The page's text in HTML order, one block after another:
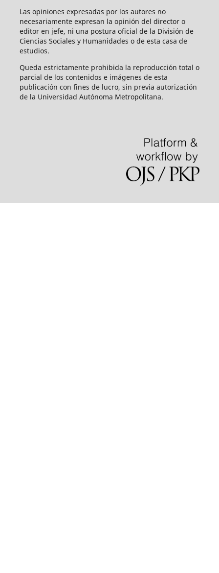
Las opiniones expresadas por los autores no
necesariamente expresan la opinión del director o
editor en jefe, ni una postura oficial de la División de
Ciencias Sociales y Humanidades o de esta casa de
estudios.
Queda estrictamente prohibida la reproducción total o
parcial de los contenidos e imágenes de esta
publicación con fines de lucro, sin previa autorización
de la Universidad Autónoma Metropolitana.